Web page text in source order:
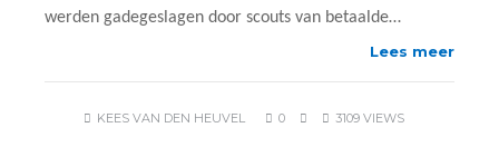
werden gadegeslagen door scouts van betaalde…
Lees meer
KEES VAN DEN HEUVEL 0 3109 VIEWS